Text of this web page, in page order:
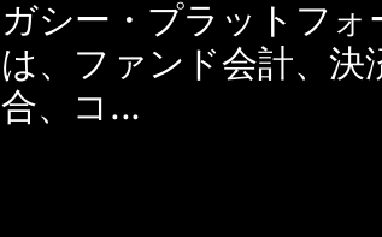
ガシー・プラットフォ
は、ファンド会計、決
合、コ...